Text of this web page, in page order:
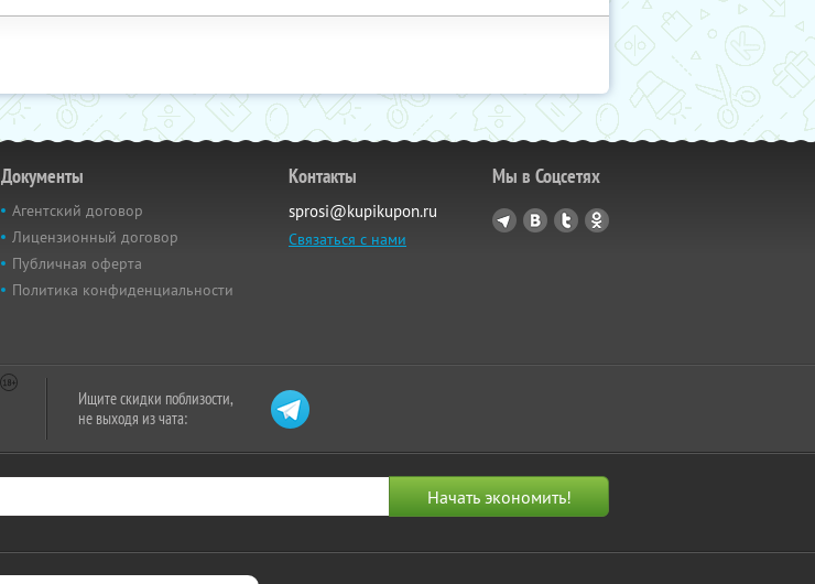
Документы
Агентский договор
Лицензионный договор
Публичная оферта
Политика конфиденциальности
Контакты
sprosi@kupikupon.ru
Связаться с нами
Мы в Соцсетях
Ищите скидки поблизости,
не выходя из чата: